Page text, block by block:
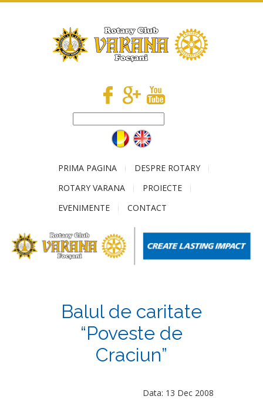
PRIMA PAGINA
DESPRE ROTARY
ROTARY VARANA
PROIECTE
EVENIMENTE
CONTACT
Balul de caritate
“Poveste de
Craciun”
Data: 13 Dec 2008